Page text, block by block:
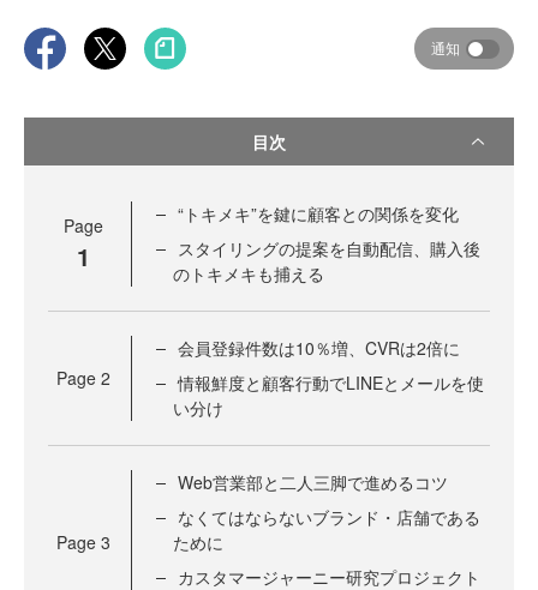
通知
目次
Page
1
“トキメキ”を鍵に顧客との関係を変化
スタイリングの提案を自動配信、購入後
のトキメキも捕える
Page 2
会員登録件数は10％増、CVRは2倍に
情報鮮度と顧客行動でLINEとメールを使
い分け
Page 3
Web営業部と二人三脚で進めるコツ
なくてはならないブランド・店舗である
ために
カスタマージャーニー研究プロジェクト